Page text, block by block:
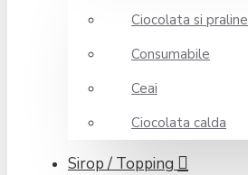
Ciocolata si praline
Consumabile
Ceai
Ciocolata calda
Sirop / Topping